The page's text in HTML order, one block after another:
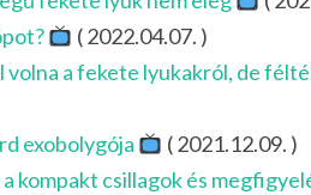
( 2022.04.07. )
a fekete lyukakról, de
exobolygója
( 2021.12.09. )
kompakt csillagok és